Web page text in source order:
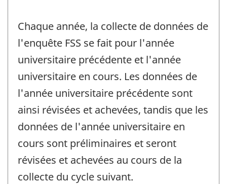
Chaque année, la collecte de données de
l'enquête FSS se fait pour l'année
universitaire précédente et l'année
universitaire en cours. Les données de
l'année universitaire précédente sont
ainsi révisées et achevées, tandis que les
données de l'année universitaire en
cours sont préliminaires et seront
révisées et achevées au cours de la
collecte du cycle suivant.